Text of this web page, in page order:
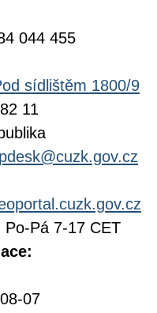
044 455
sídlištěm 1800/9
11
Po-Pá 7-17 CET
07